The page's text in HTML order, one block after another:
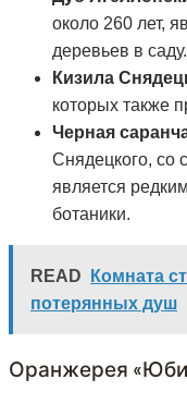
около 260 лет,
деревьев в саду.
Кизила
которых также
Черная
Снядецкого, со
является
ботаники.
READ
Комната
потерянных душ
Оранжерея